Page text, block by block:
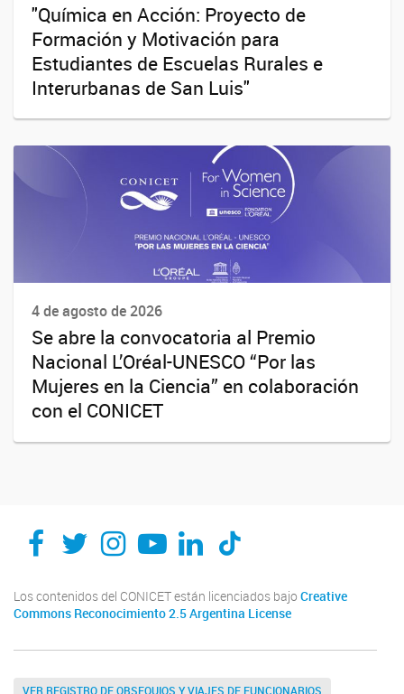
"Química en Acción: Proyecto de
Formación y Motivación para
Estudiantes de Escuelas Rurales e
Interurbanas de San Luis"
4 de agosto de 2026
Se abre la convocatoria al Premio
Nacional L’Oréal-UNESCO “Por las
Mujeres en la Ciencia” en colaboración
con el CONICET
Los contenidos del CONICET están licenciados bajo Creative
Commons Reconocimiento 2.5 Argentina License
VER REGISTRO DE OBSEQUIOS Y VIAJES DE FUNCIONARIOS